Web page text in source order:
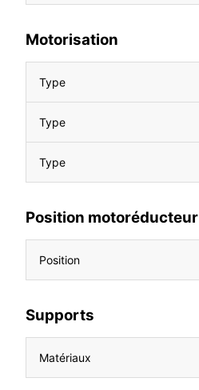
Motorisation
Type
Type
Type
Position motoréducteur
Position
Supports
Matériaux